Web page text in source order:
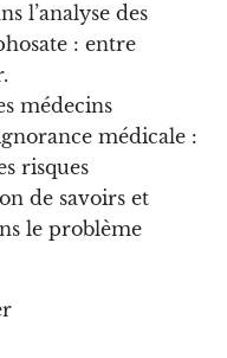
l’analyse des
: entre
médecins
médicale :
risques
de savoirs et
le problème